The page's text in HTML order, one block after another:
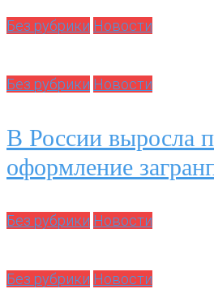
Без рубрики Новости
Без рубрики Новости
В России выросла
оформление
Без рубрики Новости
Без рубрики Новости